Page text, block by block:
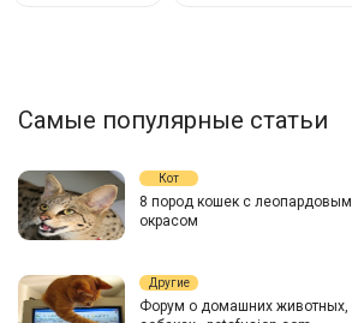
Самые популярные статьи
Кот
8 пород кошек с леопардовым
окрасом
Другие
Форум о домашних животных,